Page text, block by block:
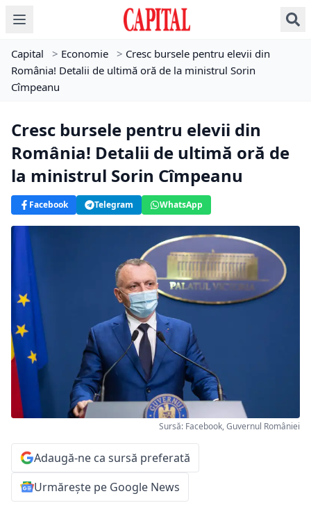
Capital > Economie > Cresc bursele pentru elevii din
România! Detalii de ultimă oră de la ministrul Sorin
Cîmpeanu
Cresc bursele pentru elevii din
România! Detalii de ultimă oră de
la ministrul Sorin Cîmpeanu
Facebook Telegram WhatsApp
Sursă: Facebook, Guvernul României
Adaugă-ne ca sursă preferată
Urmărește pe Google News